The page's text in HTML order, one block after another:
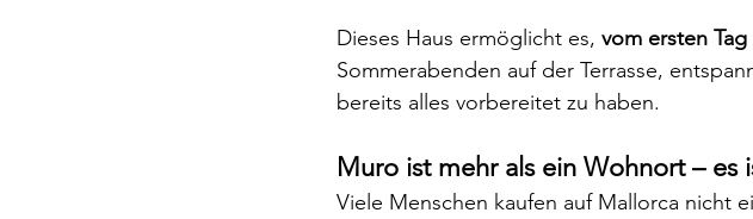
Dieses Haus ermöglicht es, vom ersten
Sommerabenden auf der Terrasse,
bereits alles vorbereitet zu haben.
Muro ist mehr als ein Wohnort –
Viele Menschen kaufen auf Mallorca nicht